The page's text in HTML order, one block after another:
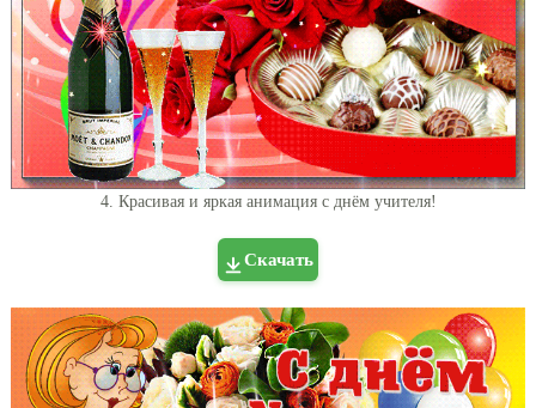
4. Красивая и яркая анимация с днём учителя!
Скачать